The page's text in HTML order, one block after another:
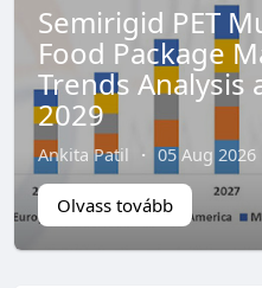
Semirigid PET
Food Package
Trends Analysis
2029
Ankita Patil · 05 Aug 2026
Olvass tovább